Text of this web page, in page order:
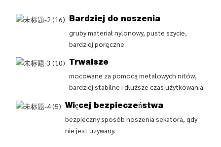
Bardziej do noszenia
gruby materiał nylonowy, puste szycie,
bardziej poręczne.
Trwalsze
mocowane za pomocą metalowych nitów,
bardziej stabilne i dłuższe czas użytkowania.
Więcej bezpieczeństwa
bezpieczny sposób noszenia sekatora, gdy
nie jest używany.